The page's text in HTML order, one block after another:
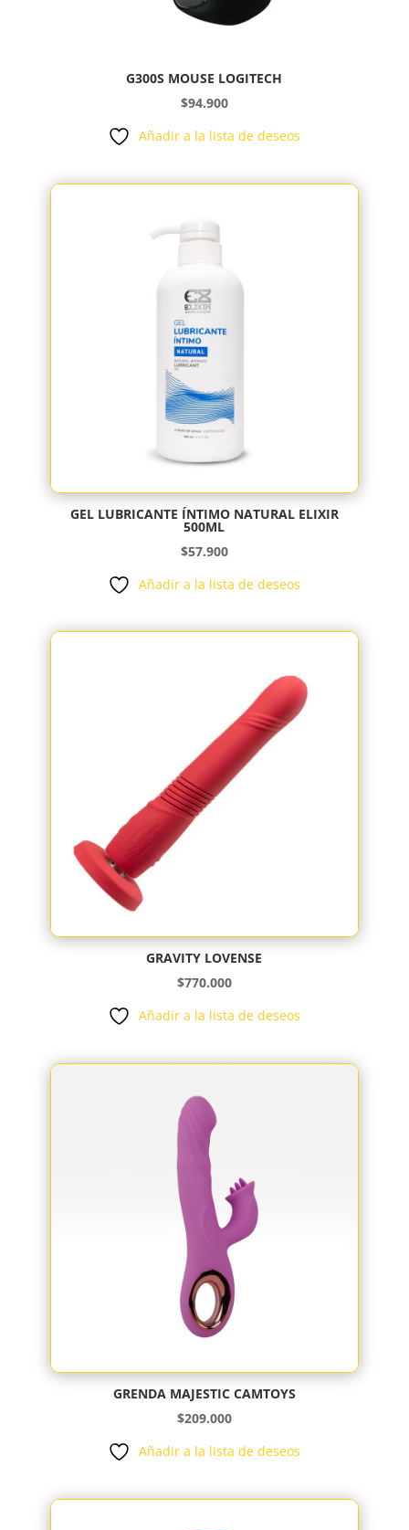
G300S MOUSE LOGITECH
$94.900
Añadir a la lista de deseos
GEL LUBRICANTE ÍNTIMO NATURAL ELIXIR
500ML
$57.900
Añadir a la lista de deseos
GRAVITY LOVENSE
$770.000
Añadir a la lista de deseos
GRENDA MAJESTIC CAMTOYS
$209.000
Añadir a la lista de deseos